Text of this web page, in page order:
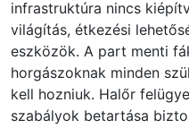
infrastruktúra nincs
világítás, étkezési
eszközök. A part menti
horgászoknak minden
kell hozniuk. Halőr
szabályok betartása